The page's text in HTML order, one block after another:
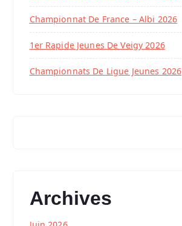
Championnat De France – Albi 2026
1er Rapide Jeunes De Veigy 2026
Championnats De Ligue Jeunes 2026
Archives